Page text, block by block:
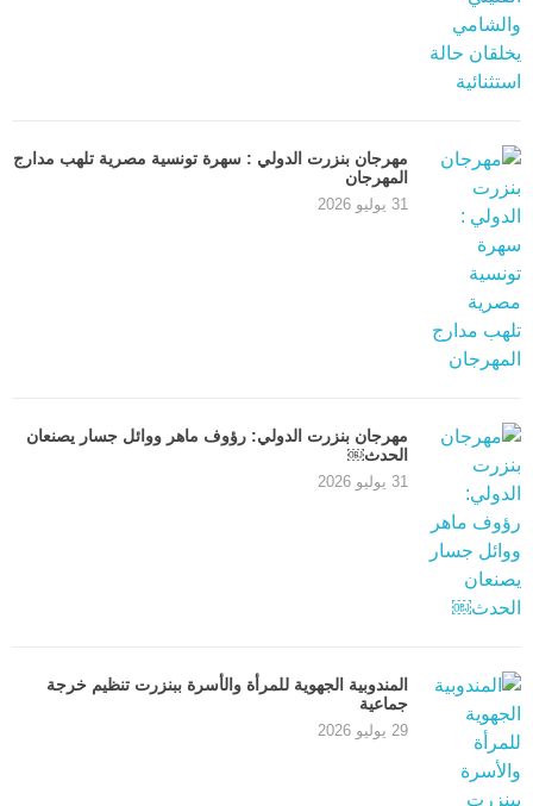
مهرجان بنزرت الدولي : سهرة تونسية مصرية تلهب مدارج
المهرجان
31 يوليو 2026
مهرجان بنزرت الدولي: رؤوف ماهر ووائل جسار يصنعان
الحدث￼
31 يوليو 2026
المندوبية الجهوية للمرأة والأسرة ببنزرت تنظيم خرجة
جماعية
29 يوليو 2026